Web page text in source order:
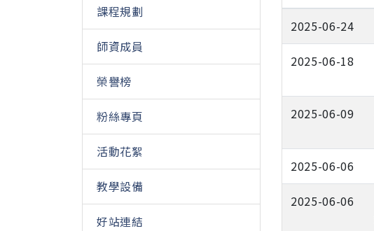
課程規劃
師資成員
榮譽榜
粉絲專頁
活動花絮
教學設備
好站連結
2025-06-24
2025-06-18
2025-06-09
2025-06-06
2025-06-06